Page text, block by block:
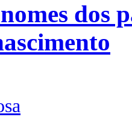
dos